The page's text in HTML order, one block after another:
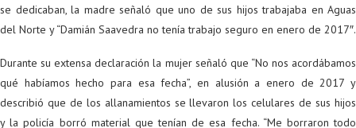
se dedicaban, la madre señaló que uno de sus hijos trabajaba en Aguas
del Norte y “Damián Saavedra no tenía trabajo seguro en enero de 2017″.
Durante su extensa declaración la mujer señaló que “No nos acordábamos
qué habíamos hecho para esa fecha”, en alusión a enero de 2017 y
describió que de los allanamientos se llevaron los celulares de sus hijos
y la policía borró material que tenían de esa fecha. “Me borraron todo